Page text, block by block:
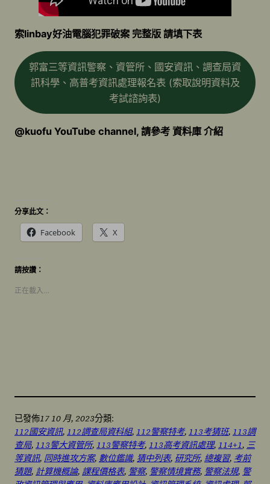
索linbay好油電腦犯罪破案 完整版 請填下表
郭富三等資訊警察、資管所、國安資訊、調查局資
訊科學、高普考資訊處理報名表 (索取說明資料及
考試諮詢表)
@kuofu YouTube channel, 請參考 資料庫 介紹
分享此文：
Facebook X
請按讚：
正在載入…
已發佈17 10 月, 2023分類:
112國安資訊, 112調查局資科組, 112警察特考, 113考猜班, 113調
查局, 113警大資管所, 113警察特考, 113高考資訊處理, 114+1, 三
等資訊, 同時進攻方案, 數位鑑識, 猜中列表, 研究所, 總複習, 考前
猜題, 計算機概論, 課程價格表, 警察, 警察情境實務, 警察法規, 警